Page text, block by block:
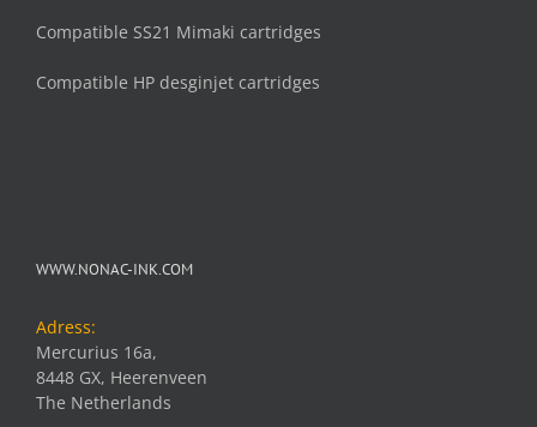
Compatible SS21 Mimaki cartridges
Compatible HP desginjet cartridges
WWW.NONAC-INK.COM
Adress:
Mercurius 16a,
8448 GX, Heerenveen
The Netherlands